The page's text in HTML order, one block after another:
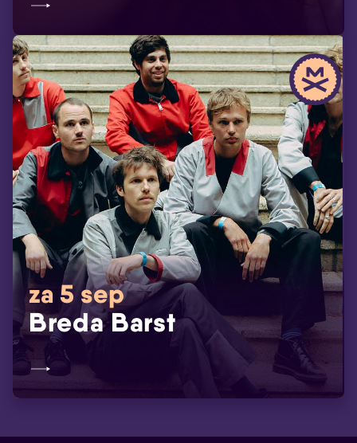
za 5 sep
Breda Barst